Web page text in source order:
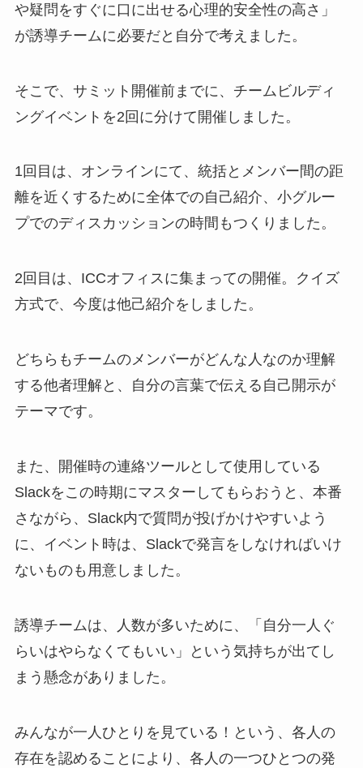
や疑問をすぐに口に出せる心理的安全性の高さ」
が誘導チームに必要だと自分で考えました。
そこで、サミット開催前までに、チームビルディ
ングイベントを2回に分けて開催しました。
1回目は、オンラインにて、統括とメンバー間の距
離を近くするために全体での自己紹介、小グルー
プでのディスカッションの時間もつくりました。
2回目は、ICCオフィスに集まっての開催。クイズ
方式で、今度は他己紹介をしました。
どちらもチームのメンバーがどんな人なのか理解
する他者理解と、自分の言葉で伝える自己開示が
テーマです。
また、開催時の連絡ツールとして使用している
Slackをこの時期にマスターしてもらおうと、本番
さながら、Slack内で質問が投げかけやすいよう
に、イベント時は、Slackで発言をしなければいけ
ないものも用意しました。
誘導チームは、人数が多いために、「自分一人ぐ
らいはやらなくてもいい」という気持ちが出てし
まう懸念がありました。
みんなが一人ひとりを見ている！という、各人の
存在を認めることにより、各人の一つひとつの発